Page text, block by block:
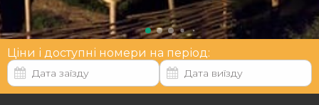
Ціни і доступні номери на період: